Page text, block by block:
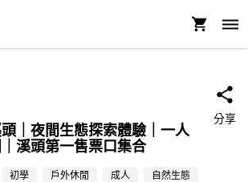
頭｜夜間生態探索體驗｜一人
溪頭第一售票口集合
分享
初學 戶外休閒 成人 自然生態